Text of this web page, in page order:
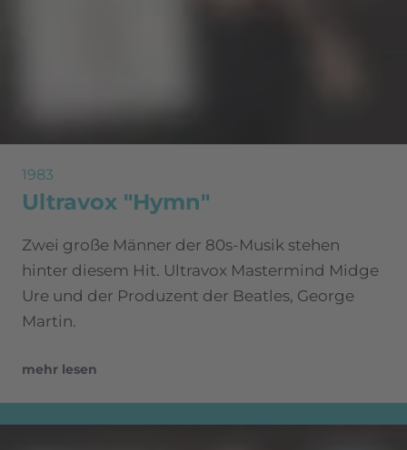
1983
Ultravox "Hymn"
Zwei große Männer der 80s-Musik stehen
hinter diesem Hit. Ultravox Mastermind Midge
Ure und der Produzent der Beatles, George
Martin.
mehr lesen